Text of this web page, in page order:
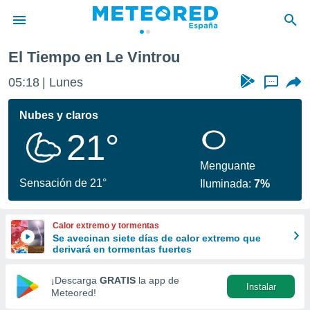
de
por
se
calidad.
a este
las
y
forma
digital
basada
El Tiempo en Le Vintrou
05:18 Lunes ...
Nubes y claros
21°
Sensación de 21°
Menguante
Iluminada:7%
Calor extremo y tormentas
Se avecinan siete días de calor extremo que
derivará en tormentas fuertes
¡Descarga GRATIS la app de
Meteored!
Instalar